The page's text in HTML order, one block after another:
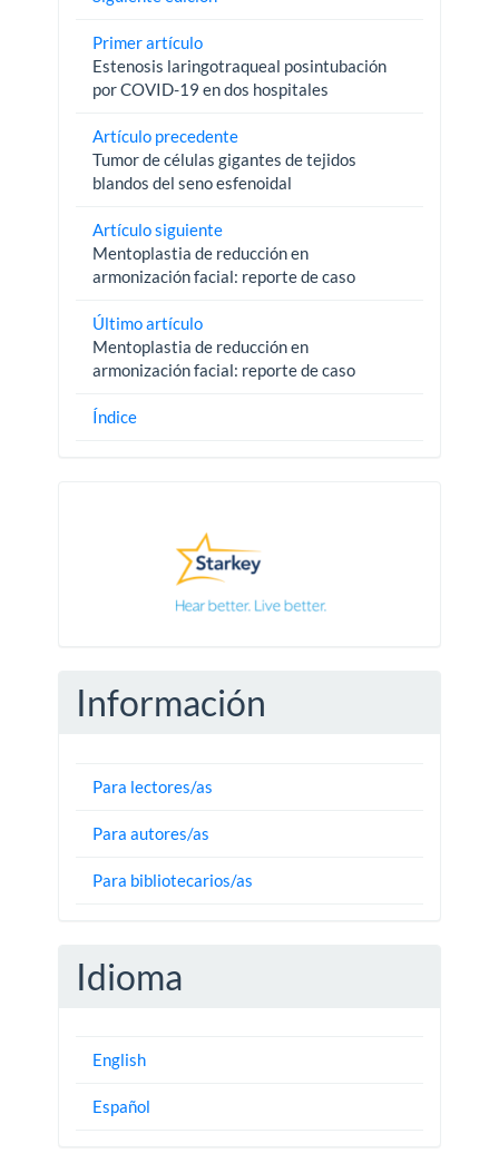
Primer artículo
Estenosis laringotraqueal posintubación
por COVID-19 en dos hospitales
Artículo precedente
Tumor de células gigantes de tejidos
blandos del seno esfenoidal
Artículo siguiente
Mentoplastia de reducción en
armonización facial: reporte de caso
Último artículo
Mentoplastia de reducción en
armonización facial: reporte de caso
Índice
Información
Para lectores/as
Para autores/as
Para bibliotecarios/as
Idioma
English
Español